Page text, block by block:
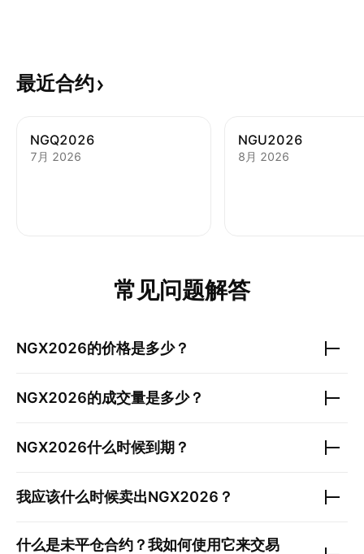
最近合约
NGQ2026
7月 2026
NGU2026
8月 2026
常见问题解答
NGX2026的价格是多少？
NGX2026的成交量是多少？
NGX2026什么时候到期？
我应该什么时候卖出NGX2026 ？
什么是未平仓合约？我如何使用它来交易